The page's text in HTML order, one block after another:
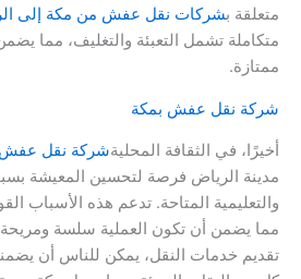
متعلقة بشركات نقل عفش من مكة إلى
متكاملة تشمل التعبئة والتغليف، مما
ممتازة.
شركة نقل عفش بمكة
أخيرًا، في الثقافة المحليةشركة نقل عفش
مدينة الرياض فرصة لتحسين المعيشة
والتعليمية المتاحة. تدعم هذه الأسباب
مما يضمن أن تكون العملية سلسة
تقديم خدمات النقل، يمكن للناس أن